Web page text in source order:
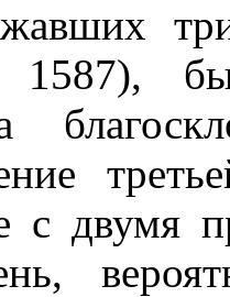
1587),
с двумя